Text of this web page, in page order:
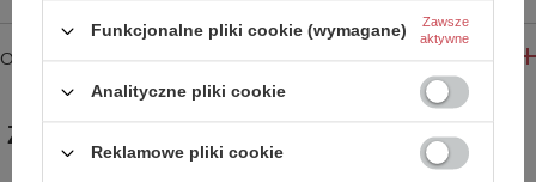
OPINIE
ZABIERZ JESZCZE :)
Funkcjonalne pliki cookie (wymagane)
Zawsze
aktywne
Analityczne pliki cookie
Reklamowe pliki cookie